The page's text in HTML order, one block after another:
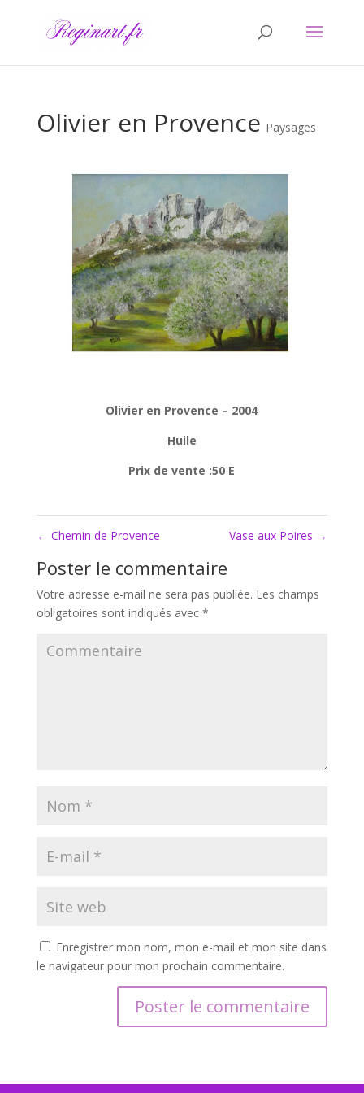
Olivier en Provence Paysages
Olivier en Provence – 2004
Huile
Prix de vente :50 E
← Chemin de Provence Vase aux Poires →
Poster le commentaire
Votre adresse e-mail ne sera pas publiée. Les champs
obligatoires sont indiqués avec *
Enregistrer mon nom, mon e-mail et mon site dans
le navigateur pour mon prochain commentaire.